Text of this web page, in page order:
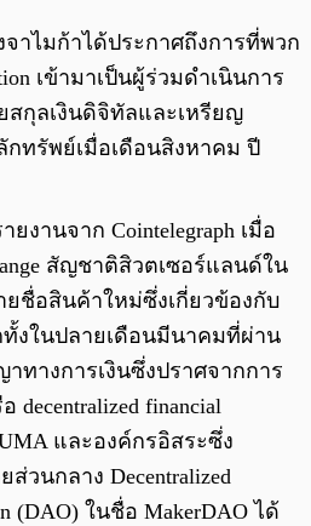
าไมก้าได้ประกาศถึงการที่พวก
เข้ามาเป็นผู้ร่วมดำเนินการ
สกุลเงินดิจิทัลและเหรียญ
กทรัพย์เมื่อเดือนสิงหาคม ปี
งานจาก Cointelegraph เมื่อ
สัญชาติสิวตเซอร์แลนด์ใน
ยชื่อสินค้าใหม่ซึ่งเกี่ยวข้องกับ
งในปลายเดือนมีนาคมที่ผ่าน
างการเงินซึ่งปราศจากการ
financial
และองค์กรอิสระซึ่ง
วนกลาง Decentralized
(DAO) ในชื่อ MakerDAO ได้